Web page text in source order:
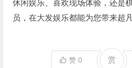
休闲娱乐、喜欢现场体验，还是
员，在大发娱乐都能为您带来超
赞0 赏